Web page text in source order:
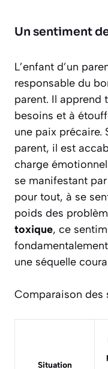
Un sentiment
L’enfant d’un
responsable du
parent. Il apprend
besoins et à
une paix précaire.
parent, il est
charge
se manifestant
pour tout, à se
poids des
toxique, ce
une séquelle
Comparaison des
Situation